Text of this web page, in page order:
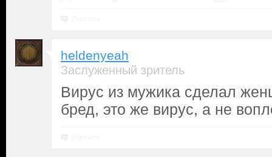
heldenyeah
Заслуженный зритель
Вирус из мужика сделал
бред, это же вирус, а не